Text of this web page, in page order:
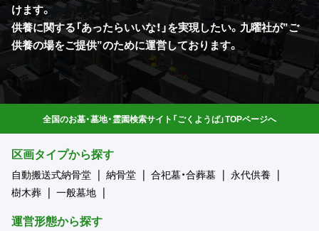
けます。
供養に関する「あったらいいな！」を実現したい。九曜社が”ご
供養の場をご提供”のために運営しております。
全国のお墓・墓地・霊園検索サイト「ごくようば」TOPページへ
区画タイプから探す
自動搬送式納骨堂 納骨堂 合祀墓・合葬墓
永代供養
樹木葬
一般墓地
運営形態から探す